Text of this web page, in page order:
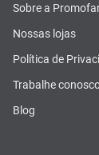
Sobre a
Nossas lojas
Política de
Trabalhe
Blog